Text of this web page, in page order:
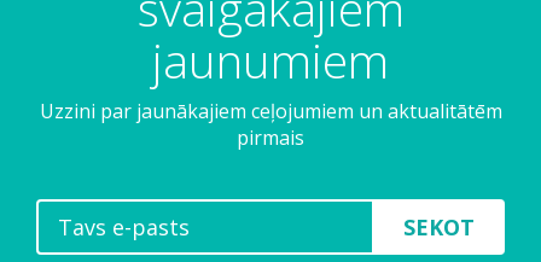
8a
jaunumiem
Uzzini par jaunākajiem ceļojumiem un aktualitātēm
pirmais
SEKOT